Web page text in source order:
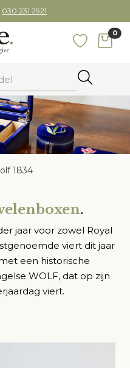
030 231 2921
0
Zoeken
1834
.
jaar voor zowel Royal
viert dit jaar
een historische
WOLF, dat op zijn
viert.